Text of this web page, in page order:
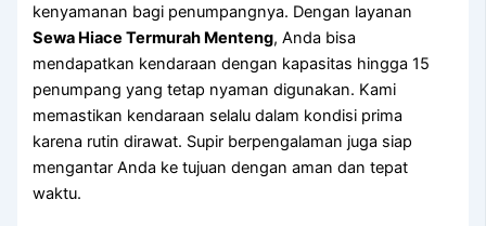
kenyamanan bagi penumpangnya. Dengan layanan
Sewa Hiace Termurah Menteng, Anda bisa
mendapatkan kendaraan dengan kapasitas hingga 15
penumpang yang tetap nyaman digunakan. Kami
memastikan kendaraan selalu dalam kondisi prima
karena rutin dirawat. Supir berpengalaman juga siap
mengantar Anda ke tujuan dengan aman dan tepat
waktu.